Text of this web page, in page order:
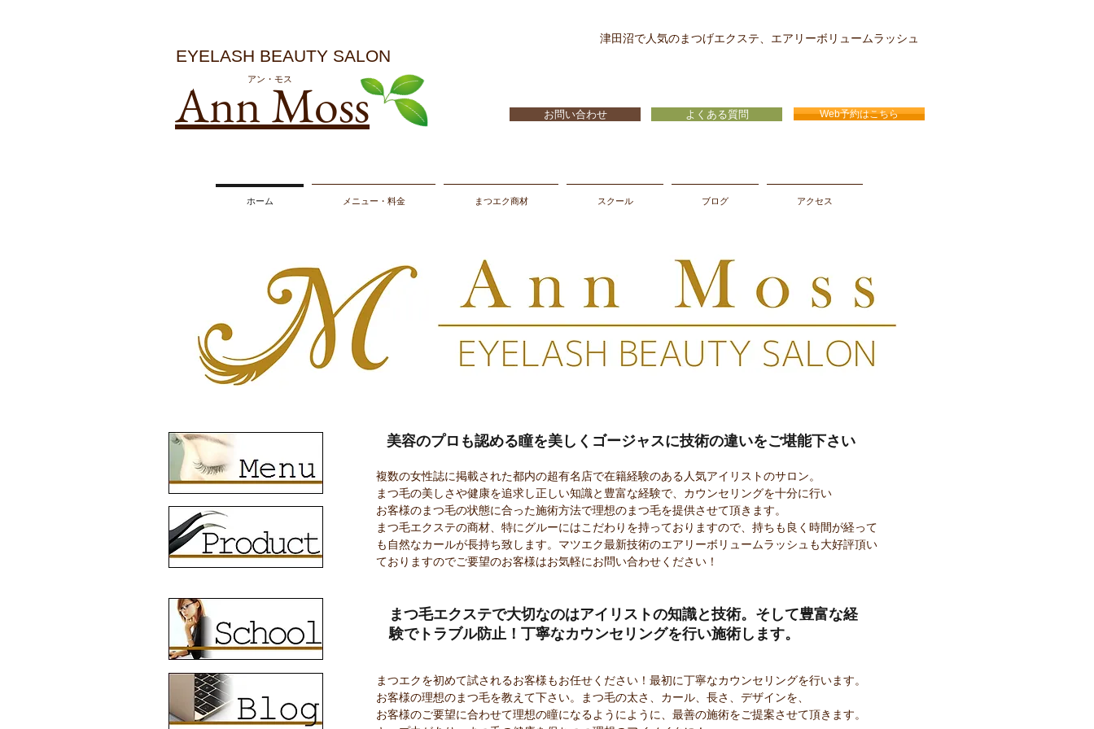
津田沼で人気のまつげエクステ、エアリーボリュームラッシュ
アン・モス
Ann Moss
EYELASH BEAUTY SALON
お問い合わせ よくある質問 Web予約はこちら
ホーム メニュー・料金 まつエク商材 スクール ブログ アクセス
美容のプロも認める瞳を美しくゴージャスに技術の違いをご堪能下さい
複数の女性誌に掲載された都内の超有名店で在籍経験のある人気アイリストのサロン。
まつ毛の美しさや健康を追求し正しい知識と豊富な経験で、カウンセリングを十分に行い
お客様のまつ毛の状態に合った施術方法で理想のまつ毛を提供させて頂きます。
まつ毛エクステの商材、特にグルーにはこだわりを持っておりますので、持ちも良く時間が経って
も 自然なカールが長持ち致します。マツエク最新技術のエアリーボリュームラッシュも大好評頂い
ておりますのでご要望のお客様はお気軽にお問い合わせください！
まつ毛エクステで大切なのはアイリストの知識と技術。そして豊富な経
験でトラブル防止！丁寧なカウンセリングを行い施術します。
まつエクを初めて試されるお客様もお任せください！最初に丁寧なカウンセリングを行います。
お客様の理想のまつ毛を教えて下さい。まつ毛の太さ、カール、長さ、デザインを、
お客様のご要望に合わせて理想の瞳になるようにように、最善の施術をご提案させて頂きます。